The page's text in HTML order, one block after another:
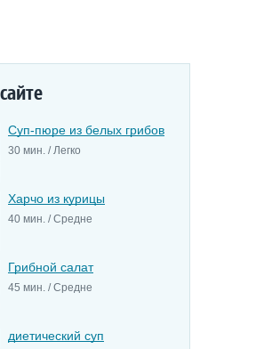
Суп-пюре из белых грибов
30 мин. / Легко
Харчо из курицы
40 мин. / Средне
Грибной салат
45 мин. / Средне
диетический суп